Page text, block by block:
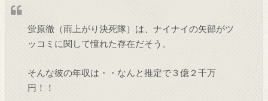
蛍原徹（雨上がり決死隊）は、ナイナイの矢部がツ
ッコミに関して憧れた存在だそう。
そんな彼の年収は・・なんと推定で３億２千万
円！！